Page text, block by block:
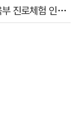
경북과학대 전통문화체험학교…교육부 진로체험 인증기관 선정